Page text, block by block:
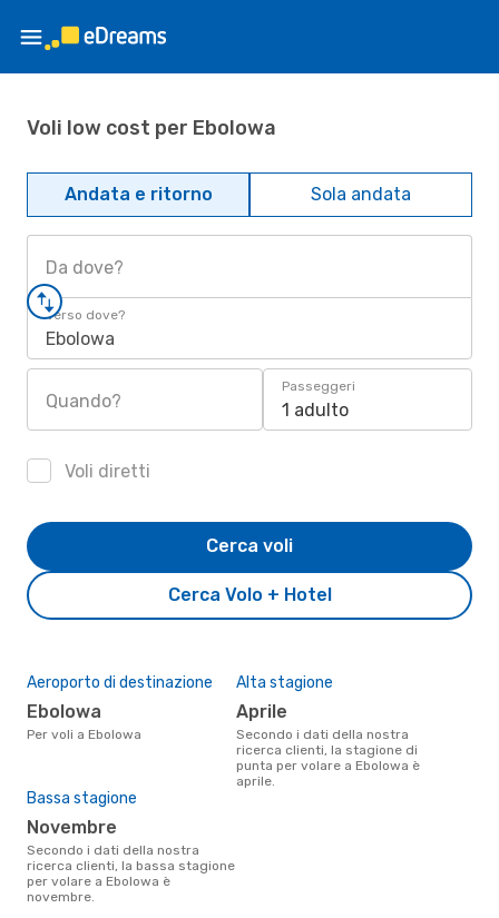
Voli low cost per Ebolowa
Andata e ritorno Sola andata
Da dove?
Verso dove?
Ebolowa
Quando?
Passeggeri
1 adulto
Voli diretti
Cerca Volo + Hotel
Cerca voli
Aeroporto di destinazione
Ebolowa
Per voli a Ebolowa
Alta stagione
aprile
Secondo i dati della nostra
ricerca clienti, la stagione di
punta per volare a Ebolowa è
aprile.
Bassa stagione
novembre
Secondo i dati della nostra
ricerca clienti, la bassa stagione
per volare a Ebolowa è
novembre.